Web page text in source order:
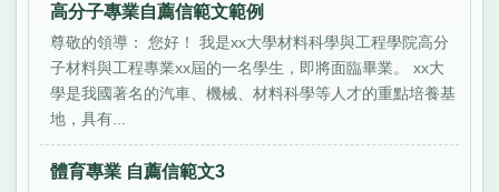
高分子專業自薦信範文範例
尊敬的領導： 您好！ 我是xx大學材料科學與工程學院高分
子材料與工程專業xx屆的一名學生，即將面臨畢業。 xx大
學是我國著名的汽車、機械、材料科學等人才的重點培養基
地，具有...
體育專業 自薦信範文3